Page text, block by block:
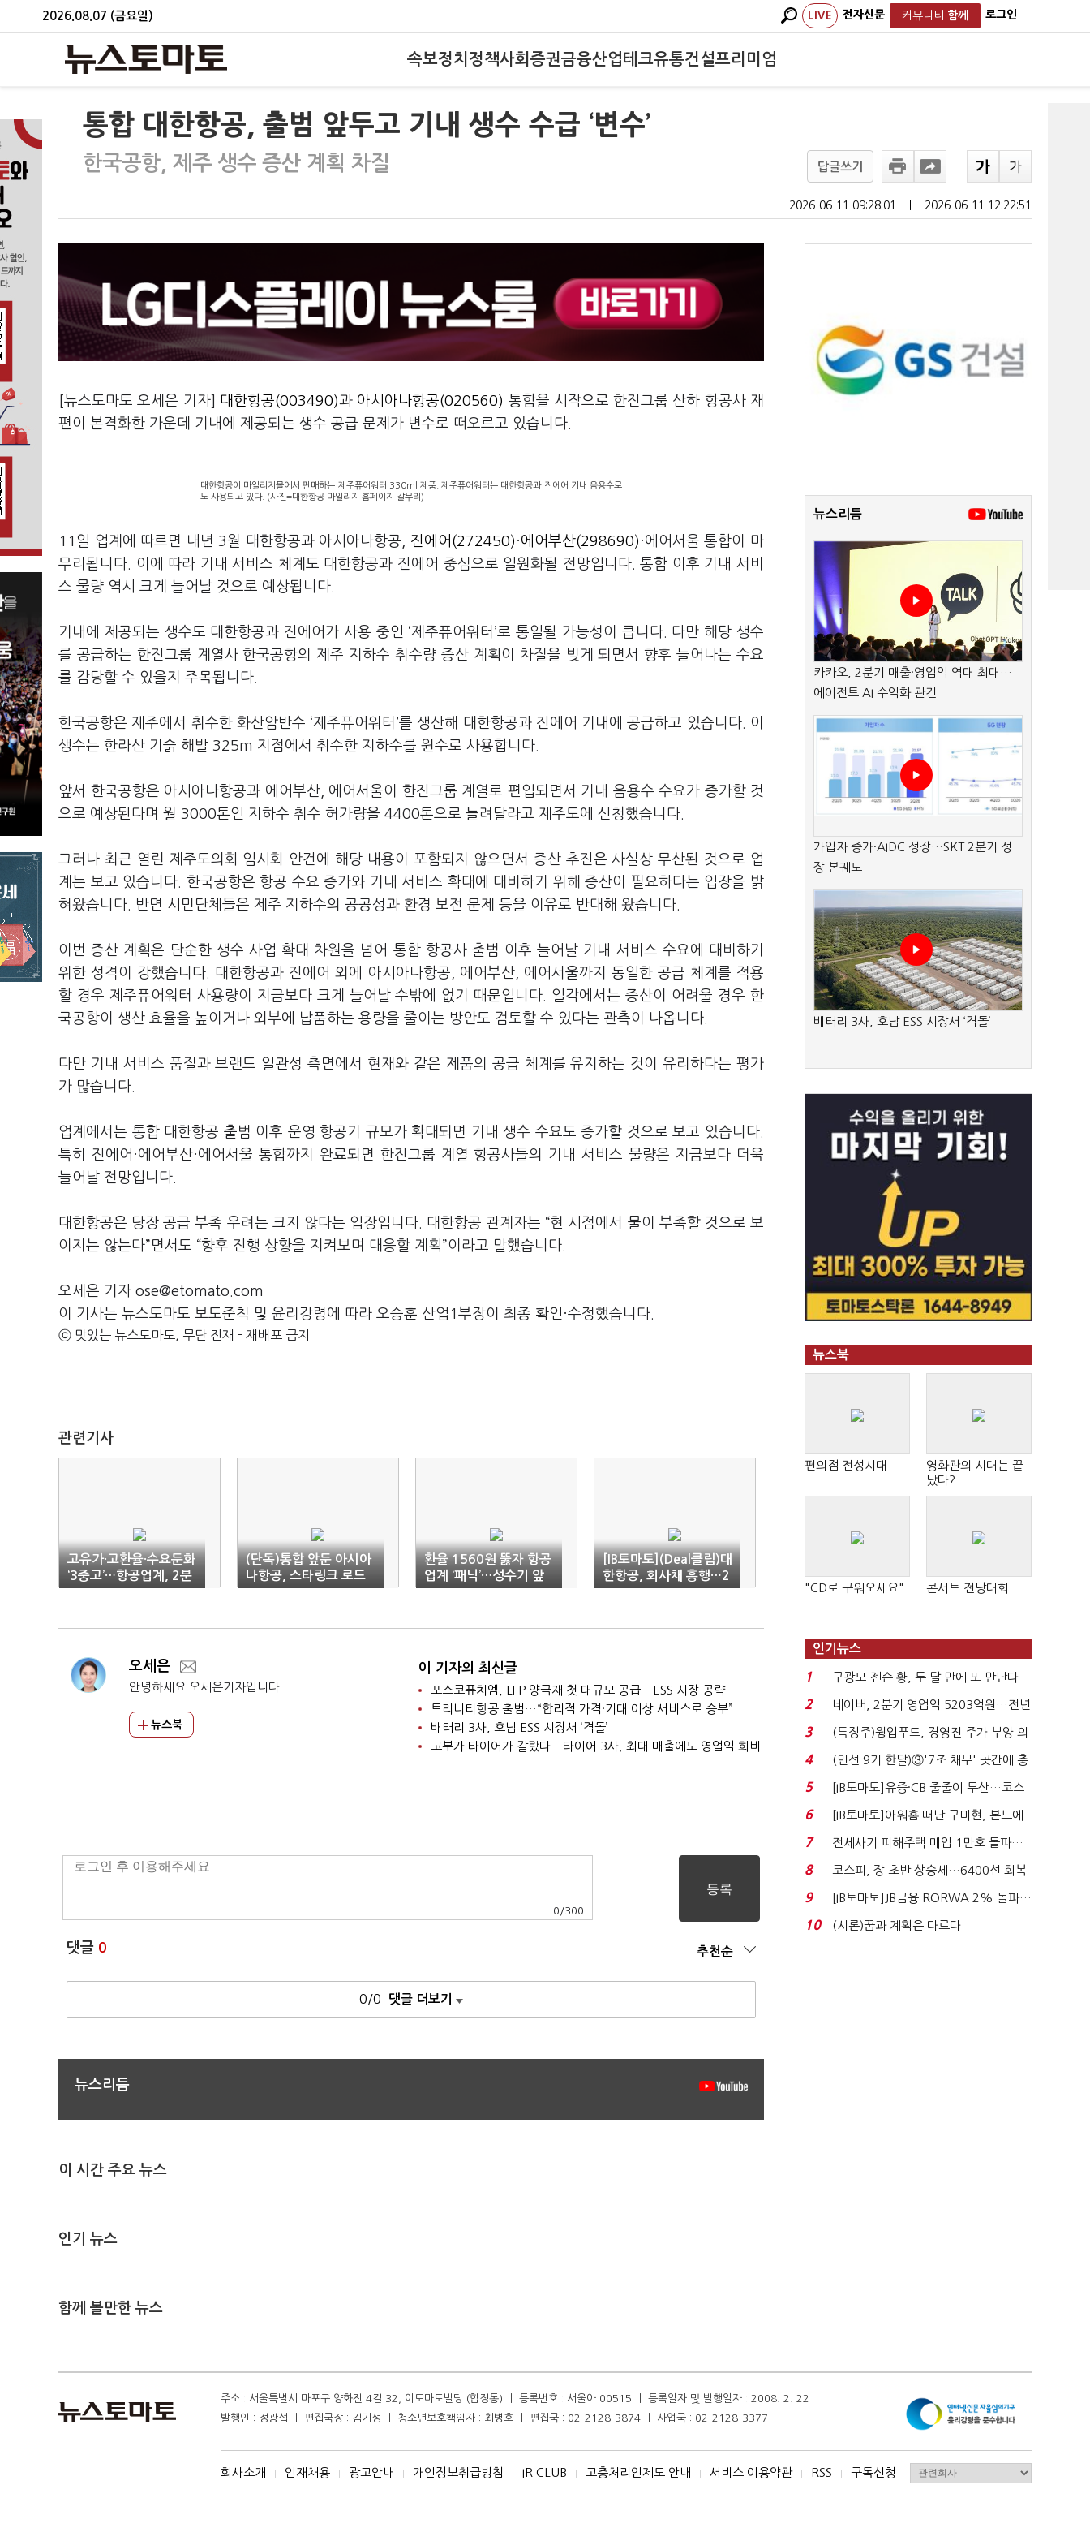
2026.08.07 (금요일) LIVE 전자신문 커뮤니티 함께 로그인
속보정치 정책사회 증권금융산업테크유통건설프리미엄
통합 대한항공, 출범 앞두고 기내 생수 수급 ‘변수’
한국공항, 제주 생수 증산 계획 차질 답글쓰기
2026-06-11 09:28:01 2026-06-11 12:22:51
[뉴스토마토 오세은 기자] 대한항공(003490)과 아시아나항공(020560) 통합을 시작으로 한진그룹 산하 항공사 재
편이 본격화한 가운데 기내에 제공되는 생수 공급 문제가 변수로 떠오르고 있습니다.
대한항공이 마일리지몰에서 판매하는 제주퓨어워터 330ml 제품. 제주퓨어워터는 대한항공과 진에어 기내 음용수로
도 사용되고 있다. (사진=대한항공 마일리지 홈페이지 갈무리)
11일 업계에 따르면 내년 3월 대한항공과 아시아나항공, 진에어(272450) ·에어부산(298690) ·에어서울 통합이 마
무리됩니다. 이에 따라 기내 서비스 체계도 대한항공과 진에어 중심으로 일원화될 전망입니다. 통합 이후 기내 서비
스 물량 역시 크게 늘어날 것으로 예상됩니다.
기내에 제공되는 생수도 대한항공과 진에어가 사용 중인 ‘제주퓨어워터’로 통일될 가능성이 큽니다. 다만 해당 생수
를 공급하는 한진그룹 계열사 한국공항의 제주 지하수 취수량 증산 계획이 차질을 빚게 되면서 향후 늘어나는 수요
를 감당할 수 있을지 주목됩니다.
한국공항은 제주에서 취수한 화산암반수 ‘제주퓨어워터’를 생산해 대한항공과 진에어 기내에 공급하고 있습니다. 이
생수는 한라산 기슭 해발 325m 지점에서 취수한 지하수를 원수로 사용합니다.
앞서 한국공항은 아시아나항공과 에어부산, 에어서울이 한진그룹 계열로 편입되면서 기내 음용수 수요가 증가할 것
으로 예상된다며 월 3000톤인 지하수 취수 허가량을 4400톤으로 늘려달라고 제주도에 신청했습니다.
그러나 최근 열린 제주도의회 임시회 안건에 해당 내용이 포함되지 않으면서 증산 추진은 사실상 무산된 것으로 업
계는 보고 있습니다. 한국공항은 항공 수요 증가와 기내 서비스 확대에 대비하기 위해 증산이 필요하다는 입장을 밝
혀왔습니다. 반면 시민단체들은 제주 지하수의 공공성과 환경 보전 문제 등을 이유로 반대해 왔습니다.
이번 증산 계획은 단순한 생수 사업 확대 차원을 넘어 통합 항공사 출범 이후 늘어날 기내 서비스 수요에 대비하기
위한 성격이 강했습니다. 대한항공과 진에어 외에 아시아나항공, 에어부산, 에어서울까지 동일한 공급 체계를 적용
할 경우 제주퓨어워터 사용량이 지금보다 크게 늘어날 수밖에 없기 때문입니다. 일각에서는 증산이 어려울 경우 한
국공항이 생산 효율을 높이거나 외부에 납품하는 용량을 줄이는 방안도 검토할 수 있다는 관측이 나옵니다.
다만 기내 서비스 품질과 브랜드 일관성 측면에서 현재와 같은 제품의 공급 체계를 유지하는 것이 유리하다는 평가
가 많습니다.
업계에서는 통합 대한항공 출범 이후 운영 항공기 규모가 확대되면 기내 생수 수요도 증가할 것으로 보고 있습니다.
특히 진에어·에어부산·에어서울 통합까지 완료되면 한진그룹 계열 항공사들의 기내 서비스 물량은 지금보다 더욱
늘어날 전망입니다.
대한항공은 당장 공급 부족 우려는 크지 않다는 입장입니다. 대한항공 관계자는 “현 시점에서 물이 부족할 것으로 보
이지는 않는다”면서도 “향후 진행 상황을 지켜보며 대응할 계획”이라고 말했습니다.
오세은 기자 ose@etomato.com
이 기사는 뉴스토마토 보도준칙 및 윤리강령에 따라 오승훈 산업1부장이 최종 확인·수정했습니다.
ⓒ 맛있는 뉴스토마토, 무단 전재 - 재배포 금지
관련기사
고유가·고환율·수요둔화
‘3중고’…항공업계, 2분
기부터 보릿고개
(단독)통합 앞둔 아시아
나항공, 스타링크 로드
맵 가동
환율 1560원 뚫자 항공
업계 ‘패닉’…성수기 앞
두고 ‘초비상’
[IB토마토](Deal클립)대
한항공, 회사채 흥행…2
000억 모집에 1.1조 몰
오세은
안녕하세요 오세은기자입니다
뉴스북
이 기자의 최신글
포스코퓨처엠, LFP 양극재 첫 대규모 공급…ESS 시장 공략
트리니티항공 출범…“합리적 가격·기대 이상 서비스로 승부”
배터리 3사, 호남 ESS 시장서 ‘격돌’
고부가 타이어가 갈랐다…타이어 3사, 최대 매출에도 영업익 희비
0 /300
댓글 0 추천순
0/0 댓글 더보기
뉴스리듬
이 시간 주요 뉴스
인기 뉴스
함께 볼만한 뉴스
뉴스리듬
카카오, 2분기 매출·영업익 역대 최대…
에이전트 AI 수익화 관건
가입자 증가·AIDC 성장…SKT 2분기 성
장 본궤도
배터리 3사, 호남 ESS 시장서 ‘격돌’
뉴스북
편의점 전성시대
영화관의 시대는 끝
났다?
"CD로 구워오세요" 콘서트 전당대회
인기뉴스
1
구광모-젠슨 황, 두 달 만에 또 만난다…
로봇·AI 등 논...
2
네이버, 2분기 영업익 5203억원…전년
비 0.2% 감소...
3
(특징주)윙입푸드, 경영진 주가 부양 의
지에 상한가...
4
(민선 9기 한달)③'7조 채무' 곳간에 충
격…추미애, 20년...
5
[IB토마토]유증·CB 줄줄이 무산…코스
닥 벌점 급증에 ...
6
[IB토마토]아워홈 떠난 구미현, 본느에
340억 베팅…가...
7
전세사기 피해주택 매입 1만호 돌파…
누적 피해자 4만2...
8
코스피, 장 초반 상승세…6400선 회복
시도
9
[IB토마토]JB금융 RORWA 2% 돌파…
실적 견인은 은행 ...
10 (시론)꿈과 계획은 다르다
주소 : 서울특별시 마포구 양화진 4길 32, 이토마토빌딩 (합정동) ㅣ 등록번호 : 서울아 00515 ㅣ 등록일자 및 발행일자 : 2008. 2. 22
발행인 : 정광섭 ㅣ 편집국장 : 김기성 ㅣ 청소년보호책임자 : 최병호 ㅣ 편집국 : 02-2128-3874 ㅣ 사업국 : 02-2128-3377
회사소개 I 인재채용 I 광고안내 I 개인정보취급방침 I IR CLUB I 고충처리인제도 안내 I 서비스 이용약관 I RSS I 구독신청